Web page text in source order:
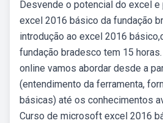
Desvende o potencial do excel e
excel 2016 básico da fundação
introdução ao excel 2016
fundação bradesco tem 15
online vamos abordar desde a
(entendimento da ferramenta,
básicas) até os conhecimentos
Curso de microsoft excel 2016